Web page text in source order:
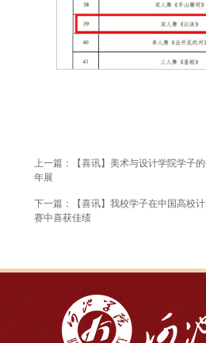
上一篇：【喜讯】美术与设计学院学子
年展
下一篇：【喜讯】我校学子在中国高校
赛中喜获佳绩